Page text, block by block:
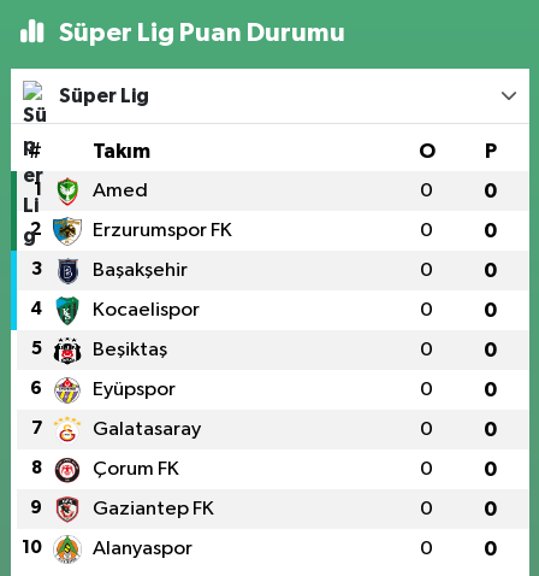
Süper Lig Puan Durumu
Süper Lig
# Takım O P
1 Amed 0 0
2 Erzurumspor FK 0 0
3 Başakşehir 0 0
4 Kocaelispor 0 0
5 Beşiktaş 0 0
6 Eyüpspor 0 0
7 Galatasaray 0 0
8 Çorum FK 0 0
9 Gaziantep FK 0 0
10 Alanyaspor 0 0